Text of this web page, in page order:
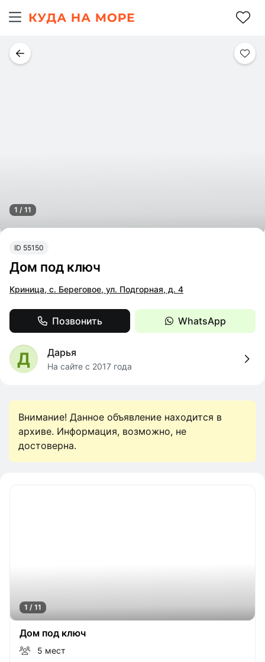
ID 55150
Дом под ключ
Криница, с. Береговое, ул. Подгорная, д. 4
Позвонить WhatsApp
Д Дарья
На сайте с 2017 года
1 / 11
Внимание! Данное объявление находится в
архиве. Информация, возможно, не
достоверна.
1 / 11
Дом под ключ
5 мест